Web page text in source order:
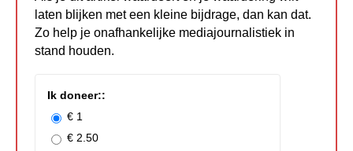
laten blijken met een kleine bijdrage, dan kan dat.
Zo help je onafhankelijke mediajournalistiek in
stand houden.
Ik doneer::
€ 1
€ 2.50